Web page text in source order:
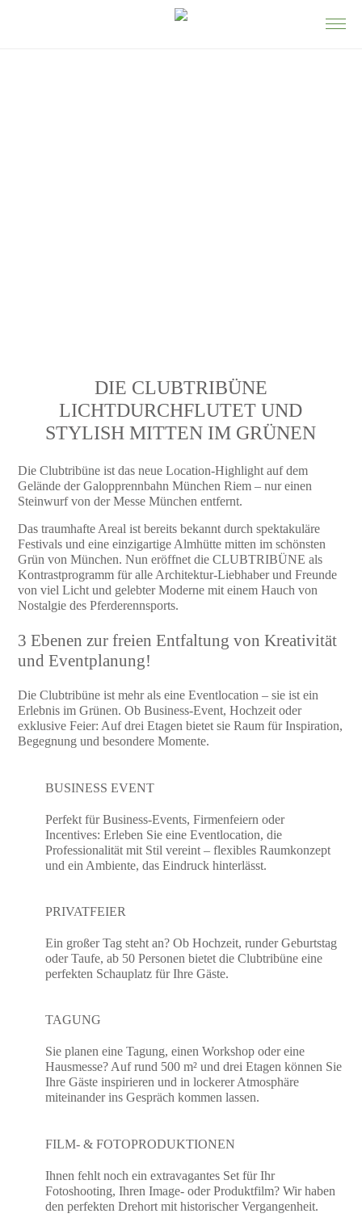
DIE CLUBTRIBÜNE
LICHTDURCHFLUTET UND
STYLISH MITTEN IM GRÜNEN
Die Clubtribüne ist das neue Location-Highlight auf dem
Gelände der Galopprennbahn München Riem – nur einen
Steinwurf von der Messe München entfernt.
Das traumhafte Areal ist bereits bekannt durch spektakuläre
Festivals und eine einzigartige Almhütte mitten im schönsten
Grün von München. Nun eröffnet die CLUBTRIBÜNE als
Kontrastprogramm für alle Architektur-Liebhaber und Freunde
von viel Licht und gelebter Moderne mit einem Hauch von
Nostalgie des Pferderennsports.
3 Ebenen zur freien Entfaltung von Kreativität
und Eventplanung!
Die Clubtribüne ist mehr als eine Eventlocation – sie ist ein
Erlebnis im Grünen. Ob Business-Event, Hochzeit oder
exklusive Feier: Auf drei Etagen bietet sie Raum für Inspiration,
Begegnung und besondere Momente.
BUSINESS EVENT
Perfekt für Business-Events, Firmenfeiern oder
Incentives: Erleben Sie eine Eventlocation, die
Professionalität mit Stil vereint – flexibles Raumkonzept
und ein Ambiente, das Eindruck hinterlässt.
PRIVATFEIER
Ein großer Tag steht an? Ob Hochzeit, runder Geburtstag
oder Taufe, ab 50 Personen bietet die Clubtribüne eine
perfekten Schauplatz für Ihre Gäste.
TAGUNG
Sie planen eine Tagung, einen Workshop oder eine
Hausmesse? Auf rund 500 m² und drei Etagen können Sie
Ihre Gäste inspirieren und in lockerer Atmosphäre
miteinander ins Gespräch kommen lassen.
FILM- & FOTOPRODUKTIONEN
Ihnen fehlt noch ein extravagantes Set für Ihr
Fotoshooting, Ihren Image- oder Produktfilm? Wir haben
den perfekten Drehort mit historischer Vergangenheit.